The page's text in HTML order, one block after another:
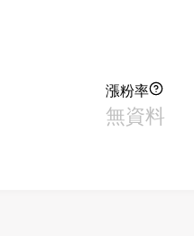
漲粉率
無資料